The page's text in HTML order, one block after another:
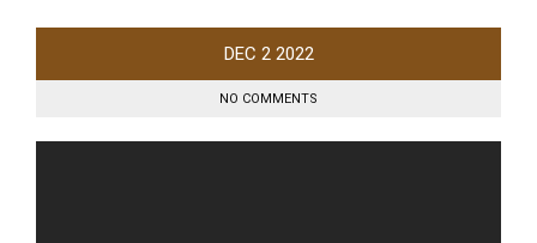
DEC 2 2022
NO COMMENTS